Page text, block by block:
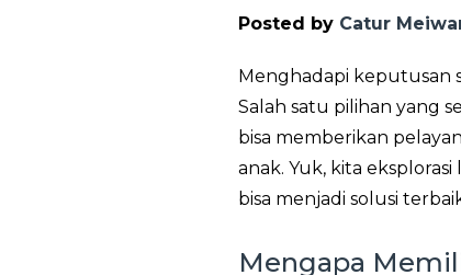
Posted by Catur
Menghadapi keputusan
Salah satu pilihan yang
bisa memberikan
anak. Yuk, kita
bisa menjadi solusi
Mengapa